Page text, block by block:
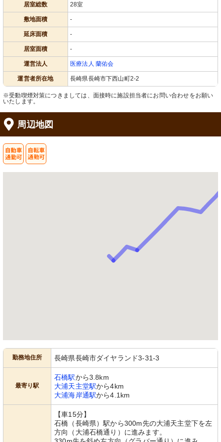
居室総数 28室
敷地面積 -
延床面積 -
居室面積 -
運営法人 医療法人 蘭佑会
運営者所在地 長崎県長崎市下西山町2-2
※受動喫煙対策につきましては、面接時に施設担当者にお問い合わせをお願い
いたします。
周辺地図
勤務地住所 長崎県長崎市ダイヤランド3-31-3
最寄り駅
石橋駅から3.8km
大浦天主堂駅から4km
大浦海岸通駅から4.1km
【車15分】
石橋（長崎県）駅から300m先の大浦天主堂下を左
方向（大浦石橋通り）に進みます。